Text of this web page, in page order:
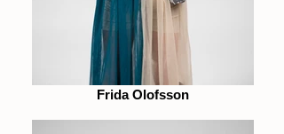
Frida Olofsson